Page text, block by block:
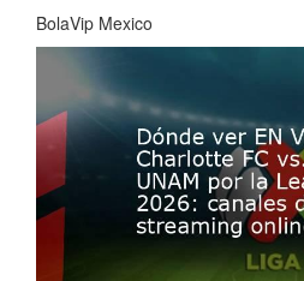
BolaVip Mexico